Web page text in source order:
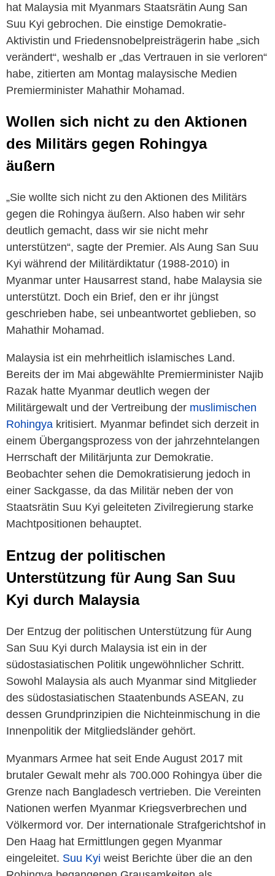
hat Malaysia mit Myanmars Staatsrätin Aung San
Suu Kyi gebrochen. Die einstige Demokratie-
Aktivistin und Friedensnobelpreisträgerin habe „sich
verändert“, weshalb er „das Vertrauen in sie verloren“
habe, zitierten am Montag malaysische Medien
Premierminister Mahathir Mohamad.
Wollen sich nicht zu den Aktionen
des Militärs gegen Rohingya
äußern
„Sie wollte sich nicht zu den Aktionen des Militärs
gegen die Rohingya äußern. Also haben wir sehr
deutlich gemacht, dass wir sie nicht mehr
unterstützen“, sagte der Premier. Als Aung San Suu
Kyi während der Militärdiktatur (1988-2010) in
Myanmar unter Hausarrest stand, habe Malaysia sie
unterstützt. Doch ein Brief, den er ihr jüngst
geschrieben habe, sei unbeantwortet geblieben, so
Mahathir Mohamad.
Malaysia ist ein mehrheitlich islamisches Land.
Bereits der im Mai abgewählte Premierminister Najib
Razak hatte Myanmar deutlich wegen der
Militärgewalt und der Vertreibung der muslimischen
Rohingya kritisiert. Myanmar befindet sich derzeit in
einem Übergangsprozess von der jahrzehntelangen
Herrschaft der Militärjunta zur Demokratie.
Beobachter sehen die Demokratisierung jedoch in
einer Sackgasse, da das Militär neben der von
Staatsrätin Suu Kyi geleiteten Zivilregierung starke
Machtpositionen behauptet.
Entzug der politischen
Unterstützung für Aung San Suu
Kyi durch Malaysia
Der Entzug der politischen Unterstützung für Aung
San Suu Kyi durch Malaysia ist ein in der
südostasiatischen Politik ungewöhnlicher Schritt.
Sowohl Malaysia als auch Myanmar sind Mitglieder
des südostasiatischen Staatenbunds ASEAN, zu
dessen Grundprinzipien die Nichteinmischung in die
Innenpolitik der Mitgliedsländer gehört.
Myanmars Armee hat seit Ende August 2017 mit
brutaler Gewalt mehr als 700.000 Rohingya über die
Grenze nach Bangladesch vertrieben. Die Vereinten
Nationen werfen Myanmar Kriegsverbrechen und
Völkermord vor. Der internationale Strafgerichtshof in
Den Haag hat Ermittlungen gegen Myanmar
eingeleitet. Suu Kyi weist Berichte über die an den